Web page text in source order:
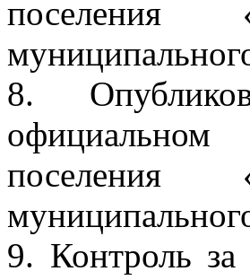
поселения
8.
поселения
9. Контроль за